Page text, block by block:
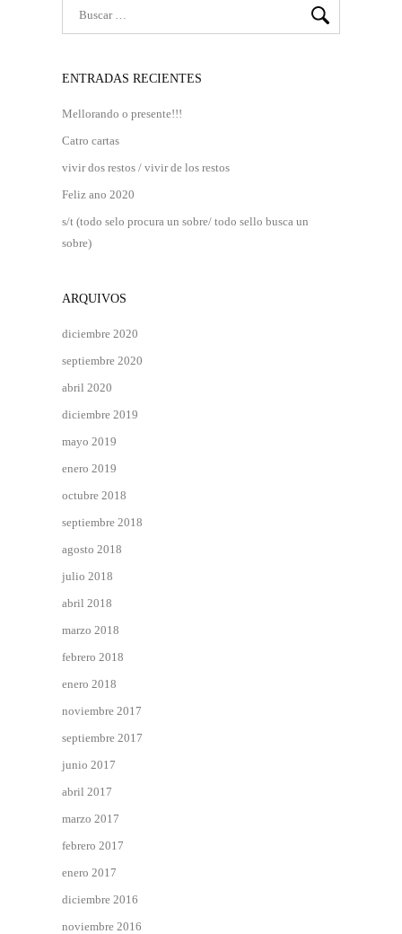
ENTRADAS RECIENTES
Mellorando o presente!!!
Catro cartas
vivir dos restos / vivir de los restos
Feliz ano 2020
s/t (todo selo procura un sobre/ todo sello busca un
sobre)
ARQUIVOS
diciembre 2020
septiembre 2020
abril 2020
diciembre 2019
mayo 2019
enero 2019
octubre 2018
septiembre 2018
agosto 2018
julio 2018
abril 2018
marzo 2018
febrero 2018
enero 2018
noviembre 2017
septiembre 2017
junio 2017
abril 2017
marzo 2017
febrero 2017
enero 2017
diciembre 2016
noviembre 2016